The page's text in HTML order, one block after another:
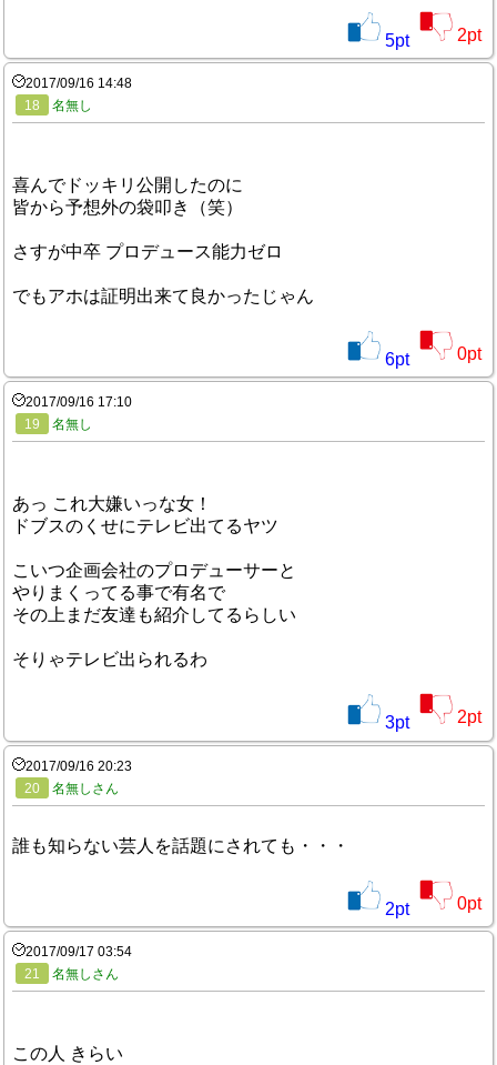
5pt 2pt
2017/09/16 14:48
18
名無し
喜んでドッキリ公開したのに
皆から予想外の袋叩き（笑）
さすが中卒 プロデュース能力ゼロ
でもアホは証明出来て良かったじゃん
6pt 0pt
2017/09/16 17:10
19
名無し
あっ これ大嫌いっな女！
ドブスのくせにテレビ出てるヤツ
こいつ企画会社のプロデューサーと
やりまくってる事で有名で
その上まだ友達も紹介してるらしい
そりゃテレビ出られるわ
3pt 2pt
2017/09/16 20:23
20
名無しさん
誰も知らない芸人を話題にされても・・・
2pt 0pt
2017/09/17 03:54
21
名無しさん
この人 きらい